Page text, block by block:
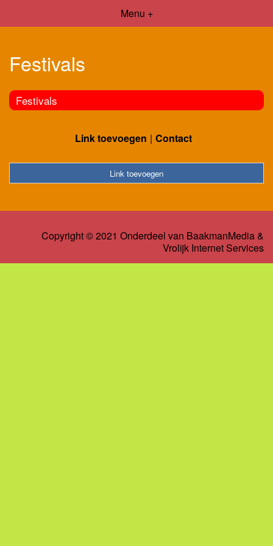
Menu +
Festivals
Festivals
Link toevoegen Contact
Link toevoegen
Copyright © 2021 Onderdeel van BaakmanMedia&
Vrolijk Internet Services